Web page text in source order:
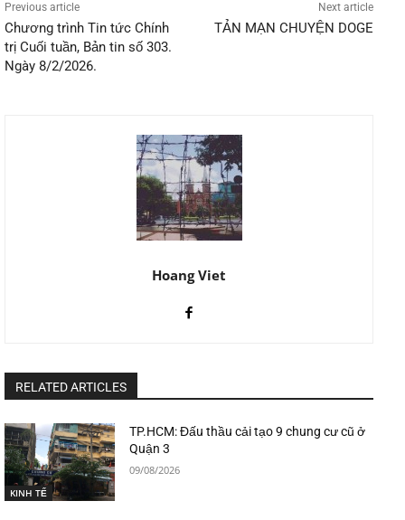
Previous article
Chương trình Tin tức Chính
trị Cuối tuần, Bản tin số 303.
Ngày 8/2/2026.
Next article
TẢN MẠN CHUYỆN DOGE
Hoang Viet
RELATED ARTICLES
KINH TẾ
TP.HCM: Đấu thầu cải tạo 9 chung cư cũ ở
Quận 3
09/08/2026